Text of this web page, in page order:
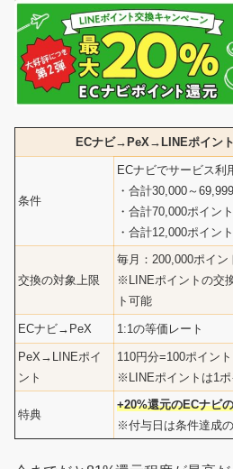
ECナビ→PeX→LINEポイン
条件
ECナビでサービス利
・合計30,000～
・合計70,000ポイン
・合計12,000ポイン
交換の対象上限
毎月：200,000ポイン
※LINEポイントの交
ト可能
ECナビ→PeX 1:1の等価レート
PeX→LINEポイ
ント
110円分=100ポイン
※LINEポイントは1ポ
特典
+20%還元のECナビ
※付与日は条件達成